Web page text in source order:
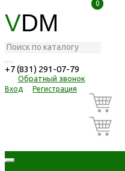
VDM
+7 (831) 291-07-79
Обратный звонок
Вход Регистрация
0
0